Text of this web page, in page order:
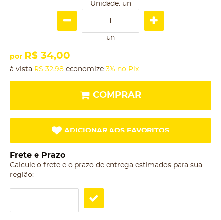
Unidade: un
un
por R$ 34,00
à vista R$ 32,98 economize 3% no Pix
COMPRAR
ADICIONAR AOS FAVORITOS
Frete e Prazo
Calcule o frete e o prazo de entrega estimados para sua
região: